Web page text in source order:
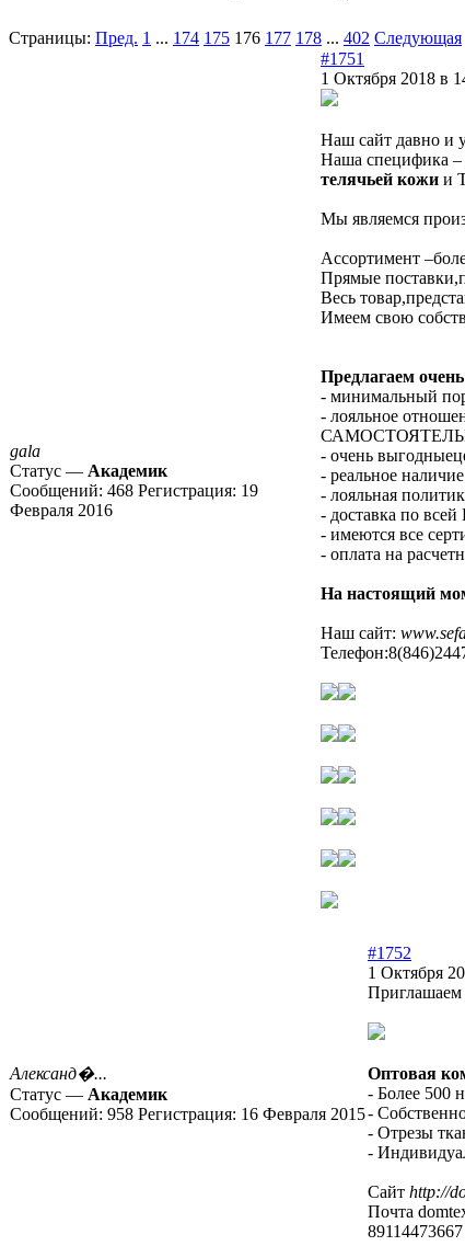
Страницы: Пред. 1 ... 174 175 176 177 178 ... 402 Следующая
gala
Статус — Академик
Сообщений: 468 Регистрация: 19
Февраля 2016
#1751
1 Октября 2018 в
Наш сайт давно и
Наша специфика –
телячьей кожи и
Мы являемся
Ассортимент
Прямые
Весь
Имеем свою
Предлагаем
- минимальный
- лояльное
- очень
- реальное
- лояльная
- доставка по
- имеются все
- оплата на
На настоящий
Наш сайт:
Александ�...
Статус — Академик
Сообщений: 958 Регистрация: 16 Февраля 2015
#1752
1 Октября
Приглашаем
Оптовая
- Более 500
-
- Отрезы
-
Сайт http://
Почта